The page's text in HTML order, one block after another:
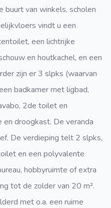
buurt van winkels, scholen
vindt u een
een lichtrijke
en houtkachel, en een
zijn er 3 slpks (waarvan
badkamer met ligbad,
2de toilet en
en droogkast. De veranda
De verdieping telt 2 slpks,
en een polyvalente
hobbyruimte of extra
tot de zolder van 20 m².
met o.a. een ruime